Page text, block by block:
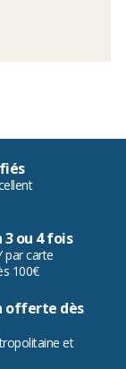
3 ou 4 fois
par carte
100€
offerte dès
et